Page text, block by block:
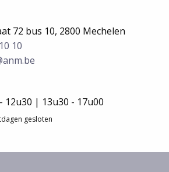
72 bus 10, 2800 Mechelen
10
12u30 | 13u30 - 17u00
gesloten